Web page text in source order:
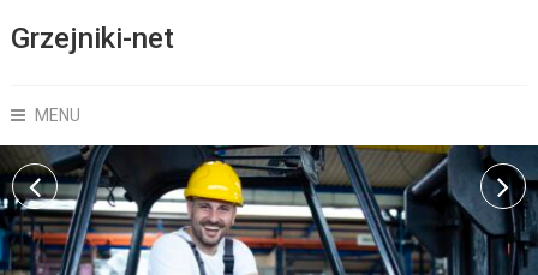
Grzejniki-net
MENU